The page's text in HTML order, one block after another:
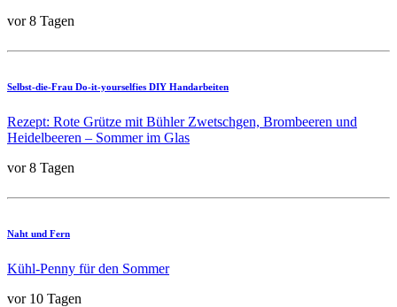
vor 8 Tagen
Selbst-die-Frau Do-it-yourselfies DIY Handarbeiten
Rezept: Rote Grütze mit Bühler Zwetschgen, Brombeeren und
Heidelbeeren – Sommer im Glas
vor 8 Tagen
Naht und Fern
Kühl-Penny für den Sommer
vor 10 Tagen